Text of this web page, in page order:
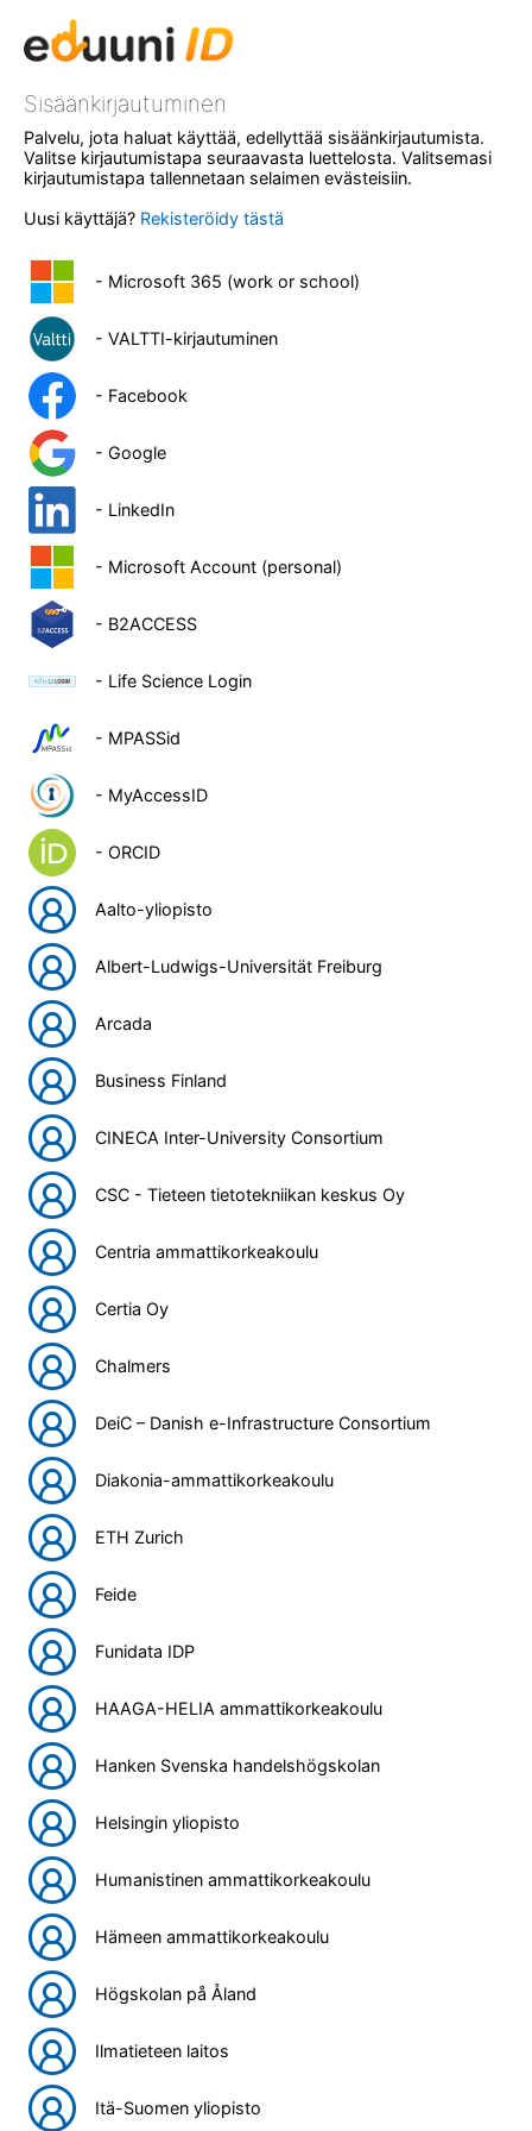
Sisäänkirjautuminen
Palvelu, jota haluat käyttää, edellyttää sisäänkirjautumista.
Valitse kirjautumistapa seuraavasta luettelosta. Valitsemasi
kirjautumistapa tallennetaan selaimen evästeisiin.
Uusi käyttäjä? Rekisteröidy tästä
- Microsoft 365 (work or school)
- VALTTI-kirjautuminen
- Facebook
- Google
- LinkedIn
- Microsoft Account (personal)
- B2ACCESS
- Life Science Login
- MPASSid
- MyAccessID
- ORCID
Aalto-yliopisto
Albert-Ludwigs-Universität Freiburg
Arcada
Business Finland
CINECA Inter-University Consortium
CSC - Tieteen tietotekniikan keskus Oy
Centria ammattikorkeakoulu
Certia Oy
Chalmers
DeiC – Danish e-Infrastructure Consortium
Diakonia-ammattikorkeakoulu
ETH Zurich
Feide
Funidata IDP
HAAGA-HELIA ammattikorkeakoulu
Hanken Svenska handelshögskolan
Helsingin yliopisto
Humanistinen ammattikorkeakoulu
Hämeen ammattikorkeakoulu
Högskolan på Åland
Ilmatieteen laitos
Itä-Suomen yliopisto